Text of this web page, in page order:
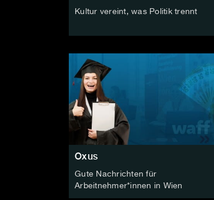
Kultur vereint, was Politik trennt
Oxus
Gute Nachrichten für
Arbeitnehmer*innen in Wien